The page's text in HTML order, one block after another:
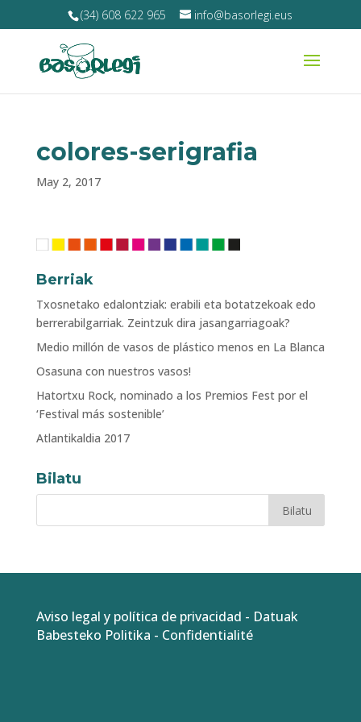
(34) 608 622 965 info@basorlegi.eus
colores-serigrafia
May 2, 2017
Berriak
Txosnetako edalontziak: erabili eta botatzekoak edo
berrerabilgarriak. Zeintzuk dira jasangarriagoak?
Medio millón de vasos de plástico menos en La Blanca
Osasuna con nuestros vasos!
Hatortxu Rock, nominado a los Premios Fest por el
‘Festival más sostenible’
Atlantikaldia 2017
Bilatu
Aviso legal y política de privacidad - Datuak
Babesteko Politika - Confidentialité